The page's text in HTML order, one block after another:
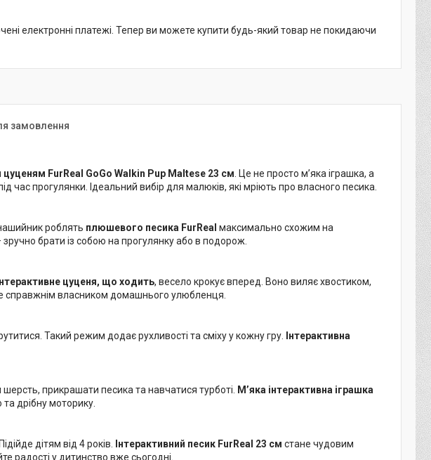
електронні платежі. Тепер ви можете купити будь-який товар не покидаючи
замовлення
цуценям FurReal GoGo Walkin Pup Maltese 23 см . Це не просто м’яка іграшка, а
час прогулянки. Ідеальний вибір для малюків, які мріють про власного песика.
роблять плюшевого песика FurReal максимально схожим на
брати із собою на прогулянку або в подорож.
цуценя, що ходить, весело крокує вперед. Воно виляє хвостиком,
справжнім власником домашнього улюбленця.
Такий режим додає рухливості та сміху у кожну гру.
Інтерактивна
прикрашати песика та навчатися турботі.
М’яка інтерактивна іграшка
дрібну моторику.
дітям від 4 років. Інтерактивний песик FurReal 23 см стане чудовим
у дитинство вже сьогодні.